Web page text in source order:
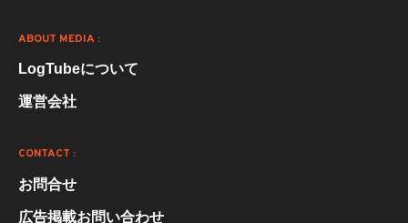
ABOUT MEDIA :
LogTubeについて
運営会社
CONTACT :
お問合せ
広告掲載お問い合わせ